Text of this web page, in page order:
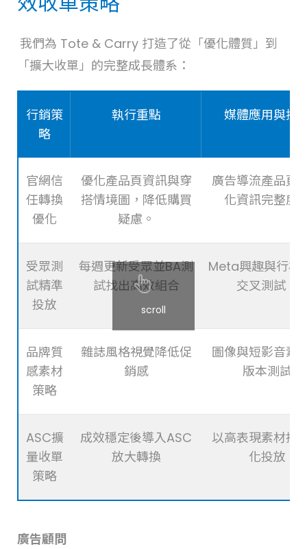
我們為 Tote & Carry 打造了從「優化體質」到
「擴大收單」的完整成長體系：
scroll
行銷策
略
執行重點 媒體應用與技
官網信
任轉換
優化
優化產品頁資訊與穿
搭情境圖，降低購買
疑慮。
廣告導流產品頁
化資訊完整度
受眾測
試精準
投放
每週更新受眾並BA測
試找出高效組合
Meta興趣與行為
交叉測試。
品牌質
感素材
策略
雜誌風格視覺降低促
銷感
圖像與短影音素
版本測試
ASC擴
量收單
策略
成效穩定後導入ASC
放大轉換
以高表現素材持
化投放
廣告顧問